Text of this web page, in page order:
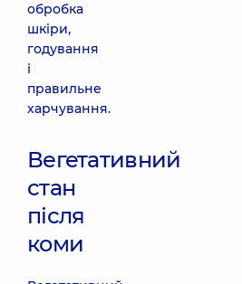
обробка
шкіри,
годування
і
правильне
харчування.
Вегетативний
стан
після
коми